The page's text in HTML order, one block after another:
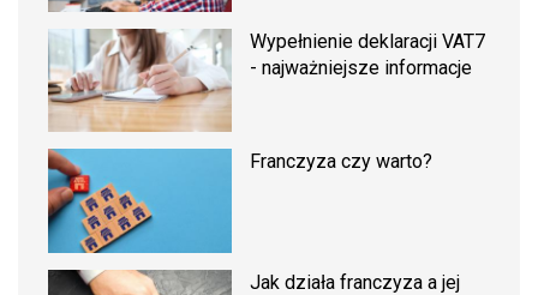
Wypełnienie deklaracji VAT7
- najważniejsze informacje
Franczyza czy warto?
Jak działa franczyza a jej